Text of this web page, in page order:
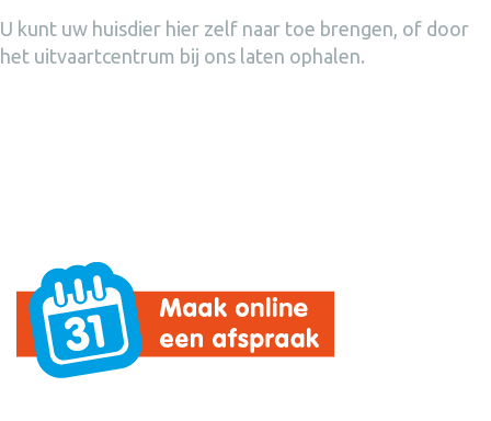
U kunt uw huisdier hier zelf naar toe brengen, of door
het uitvaartcentrum bij ons laten ophalen.